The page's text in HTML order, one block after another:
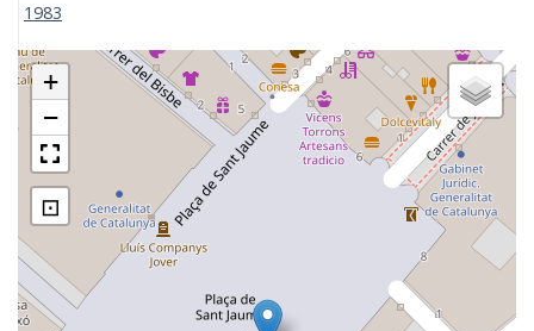
1983
+
−
⊡